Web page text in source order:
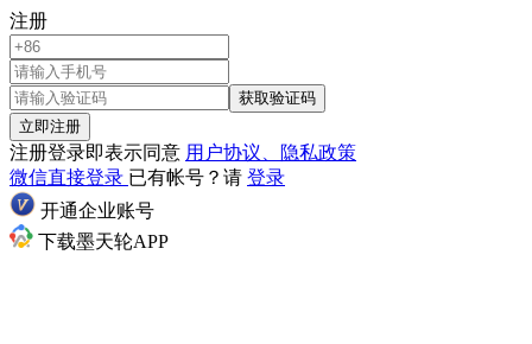
注册
获取验证码
立即注册
注册登录即表示同意 用户协议、隐私政策
微信直接登录 已有帐号？请 登录
开通企业账号
下载墨天轮APP